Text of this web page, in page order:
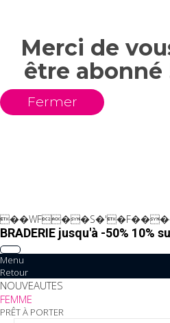
Merci de
être abonné
Fermer
BRADERIE jusqu'à -50%
Menu
Retour
NOUVEAUTES
FEMME
PRÊT À PORTER